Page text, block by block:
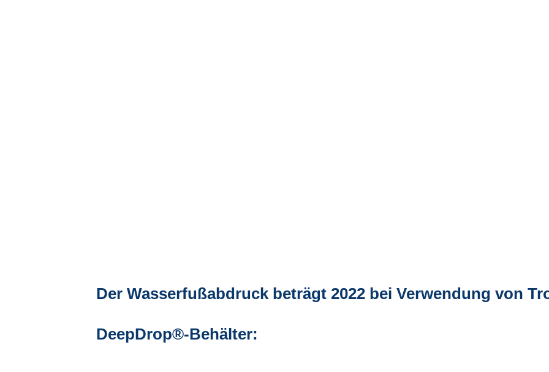
Der Wasserfußabdruck beträgt 2022 bei Verwendung von
DeepDrop®-Behälter: